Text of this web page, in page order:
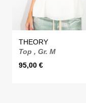
THEORY
Top , Gr. M
95,00 €